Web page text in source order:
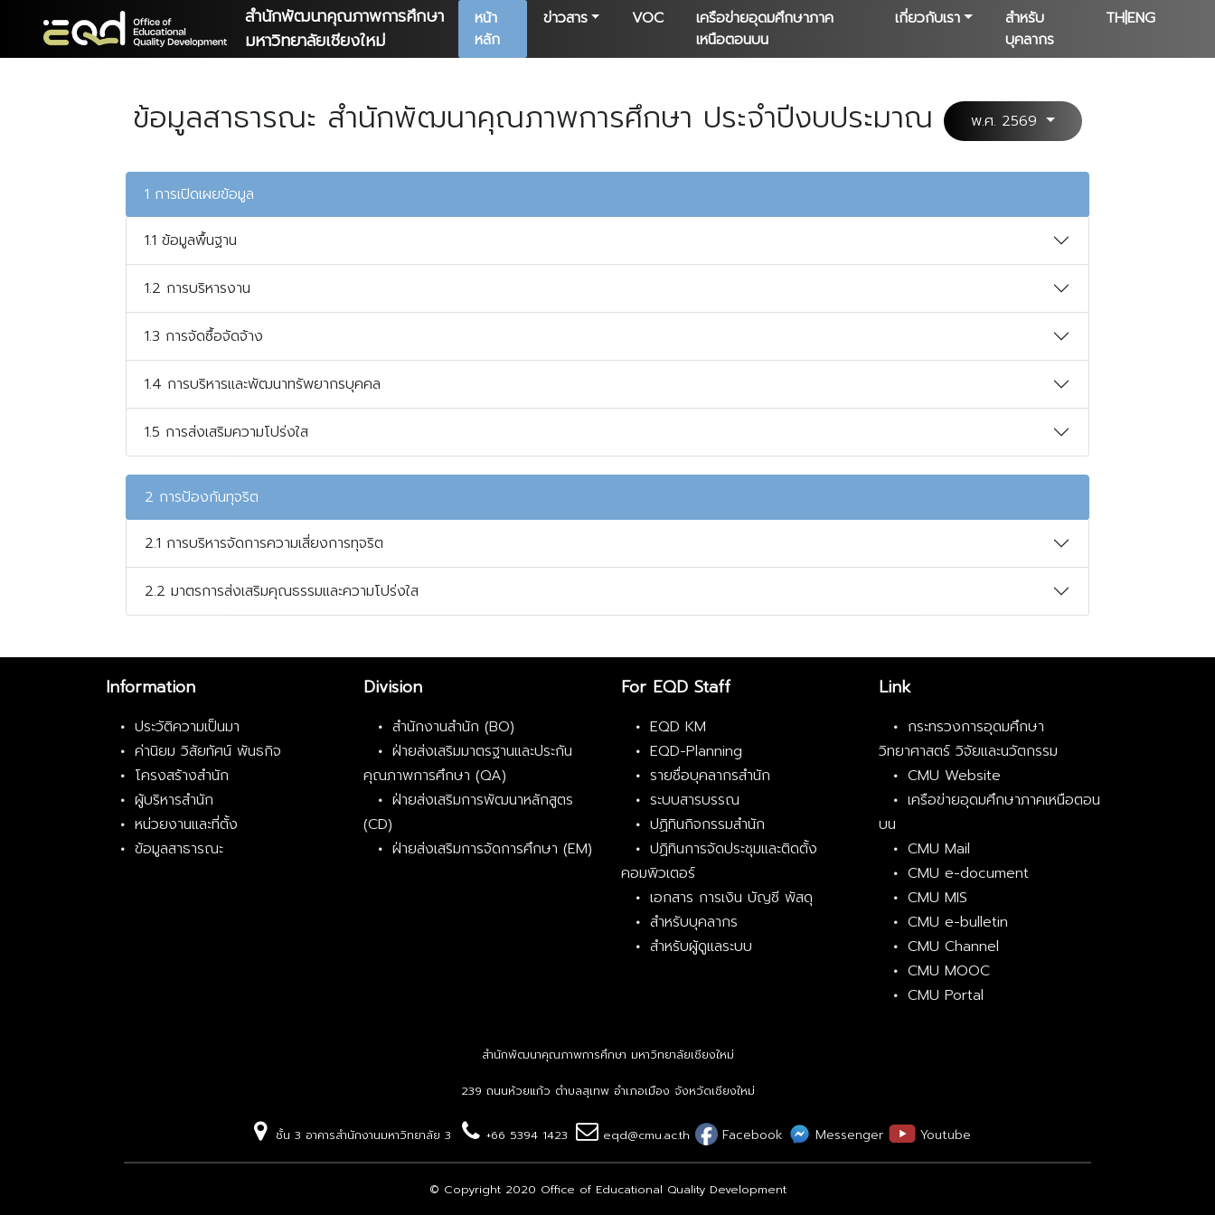
สำนักพัฒนาคุณภาพการศึกษา
มหาวิทยาลัยเชียงใหม่
หน้า
หลัก
ข่าวสาร VOC
เครือข่ายอุดมศึกษาภาค
เหนือตอนบน
เกี่ยวกับเรา
สำหรับ
บุคลากร
TH|ENG
ข้อมูลสาธารณะ สำนักพัฒนาคุณภาพการศึกษา ประจำปีงบประมาณ พ.ศ. 2569
1 การเปิดเผยข้อมูล
1.1 ข้อมูลพื้นฐาน
1.2 การบริหารงาน
1.3 การจัดซื้อจัดจ้าง
1.4 การบริหารและพัฒนาทรัพยากรบุคคล
1.5 การส่งเสริมความโปร่งใส
2 การป้องกันทุจริต
2.1 การบริหารจัดการความเสี่ยงการทุจริต
2.2 มาตรการส่งเสริมคุณธรรมและความโปร่งใส
Information
ประวัติความเป็นมา
ค่านิยม วิสัยทัศน์ พันธกิจ
โครงสร้างสำนัก
ผู้บริหารสำนัก
หน่วยงานและที่ตั้ง
ข้อมูลสาธารณะ
Division
สำนักงานสำนัก (BO)
ฝ่ายส่งเสริมมาตรฐานและประกัน
คุณภาพการศึกษา (QA)
ฝ่ายส่งเสริมการพัฒนาหลักสูตร
(CD)
ฝ่ายส่งเสริมการจัดการศึกษา (EM)
For EQD Staff
EQD KM
EQD-Planning
รายชื่อบุคลากรสำนัก
ระบบสารบรรณ
ปฏิทินกิจกรรมสำนัก
ปฏิทินการจัดประชุมและติดตั้ง
คอมพิวเตอร์
เอกสาร การเงิน บัญชี พัสดุ
สำหรับบุคลากร
สำหรับผู้ดูแลระบบ
Link
กระทรวงการอุดมศึกษา
วิทยาศาสตร์ วิจัยและนวัตกรรม
CMU Website
เครือข่ายอุดมศึกษาภาคเหนือตอน
บน
CMU Mail
CMU e-document
CMU MIS
CMU e-bulletin
CMU Channel
CMU MOOC
CMU Portal
สำนักพัฒนาคุณภาพการศึกษา มหาวิทยาลัยเชียงใหม่
239 ถนนห้วยแก้ว ตำบลสุเทพ อำเภอเมือง จังหวัดเชียงใหม่
ชั้น 3 อาคารสำนักงานมหาวิทยาลัย 3 +66 5394 1423 eqd@cmu.ac.th Facebook Messenger Youtube
© Copyright 2020 Office of Educational Quality Development